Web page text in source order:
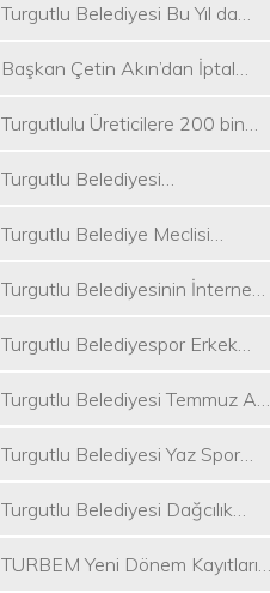
Hizmete Devam Ediyor
Turgutlu Belediyesi Bu Yıl da
Kuracak
Başkan Çetin Akın’dan İptal
Turgutlulu Üreticilere 200 bin
Turgutlu Belediyesi
Turgutlu Belediye Meclisi
Turgutlu Belediyesinin İnternet
Turgutlu Belediyespor Erkek
Turgutlu Belediyesi Temmuz Ayı
Turgutlu Belediyesi Yaz Spor
Turgutlu Belediyesi Dağcılık
Düzenledi
TURBEM Yeni Dönem Kayıtları